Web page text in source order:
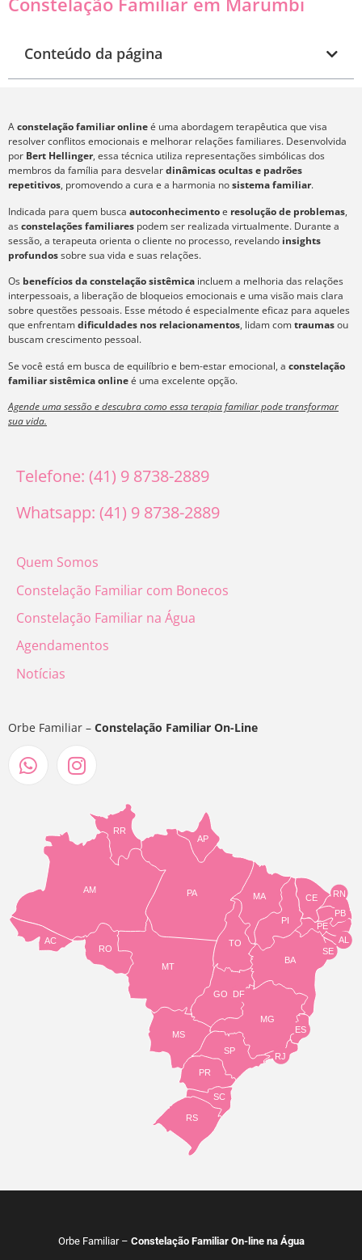
Conteúdo da página
Aconstelação familiar onlineé uma abordagem terapêutica que visa
resolver conflitos emocionais e melhorar relações familiares. Desenvolvida
por Bert Hellinger, essa técnica utiliza representações simbólicas dos
membros da família para desvelardinâmicas ocultas e padrões
repetitivos, promovendo a cura e a harmonia nosistema familiar.
Indicada para quem busca autoconhecimentoe resolução de problemas,
asconstelações familiares podem ser realizada virtualmente. Durante a
sessão, a terapeuta orienta o cliente no processo, revelando insights
profundossobre sua vida e suas relações.
Os benefícios da constelação sistêmica incluem a melhoria das relações
interpessoais, a liberação de bloqueios emocionais e uma visão mais clara
sobre questões pessoais. Esse método é especialmente eficaz para aqueles
que enfrentamdificuldades nos relacionamentos, lidam comtraumasou
buscam crescimento pessoal.
Se você está em busca de equilíbrio e bem-estar emocional, a constelação
familiar sistêmica onlineé uma excelente opção.
Agende uma sessão e descubra como essa terapia familiar pode transformar
sua vida.
Telefone: (41) 9 8738-2889
Whatsapp: (41) 9 8738-2889
Quem Somos
Constelação Familiar com Bonecos
Constelação Familiar na Água
Agendamentos
Notícias
Orbe Familiar – Constelação Familiar On-Line
TO
BA
SE
PE
AL
RN
CE
PI
MA
AP
PA
RR
AM
AC
RO
MT
MS
GO
PR
SC
RS
SP
MG
RJ
ES
DF
PB
Orbe Familiar – Constelação Familiar On-line na Água